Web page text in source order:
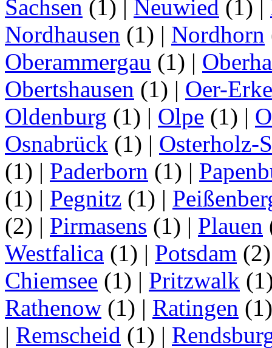
Sachsen (1) | Neuwied (1) |
Nordhausen (1) | Nordhorn
Oberammergau (1) |
Obertshausen (1) | Oer-
Oldenburg (1) | Olpe (1) |
Osnabrück (1) | Osterholz-
(1) | Paderborn (1) |
(1) | Pegnitz (1) |
(2) | Pirmasens (1) | Plauen
Westfalica (1) | Potsdam
Chiemsee (1) | Pritzwalk
Rathenow (1) | Ratingen
| Remscheid (1) |